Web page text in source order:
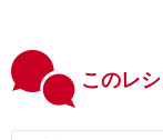
このレ